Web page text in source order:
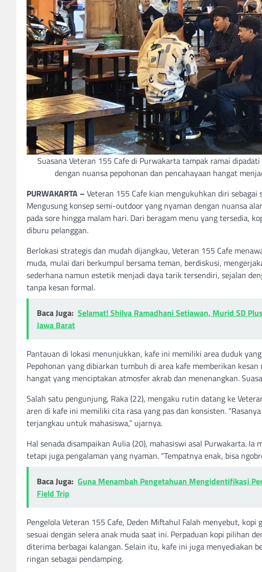
Suasana Veteran 155 Cafe di Purwakarta tampak ramai
dengan nuansa pepohonan dan pencahayaan hangat
PURWAKARTA – Veteran 155 Cafe kian mengukuhkan diri
Mengusung konsep semi-outdoor yang nyaman dengan nuansa
pada sore hingga malam hari. Dari beragam menu yang tersedia,
diburu pelanggan.
Berlokasi strategis dan mudah dijangkau, Veteran 155 Cafe
muda, mulai dari berkumpul bersama teman, berdiskusi,
sederhana namun estetik menjadi daya tarik tersendiri, sejalan
tanpa kesan formal.
Baca Juga: Selamat! Shilva Ramadhani Setiawan, Murid SD
Jawa Barat
Pantauan di lokasi menunjukkan, kafe ini memiliki area duduk
Pepohonan yang dibiarkan tumbuh di area kafe memberikan
hangat yang menciptakan atmosfer akrab dan menenangkan.
Salah satu pengunjung, Raka (22), mengaku rutin datang ke
aren di kafe ini memiliki cita rasa yang pas dan konsisten.
terjangkau untuk mahasiswa,” ujarnya.
Hal senada disampaikan Aulia (20), mahasiswi asal Purwakarta.
tetapi juga pengalaman yang nyaman. “Tempatnya enak, bisa
Baca Juga: Guna Menambah Pengetahuan Mengidentifikasi
Field Trip
Pengelola Veteran 155 Cafe, Deden Miftahul Falah menyebut,
sesuai dengan selera anak muda saat ini. Perpaduan kopi pilihan
diterima berbagai kalangan. Selain itu, kafe ini juga menyediakan
ringan sebagai pendamping.